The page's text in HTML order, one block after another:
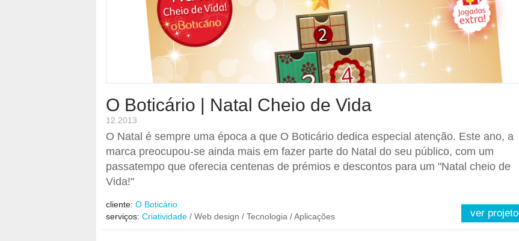
O Boticário | Natal Cheio de Vida
12.2013
O Natal é sempre uma época a que O Boticário dedica especial atenção. Este ano, a
marca preocupou-se ainda mais em fazer parte do Natal do seu público, com um
passatempo que oferecia centenas de prémios e descontos para um "Natal cheio de
Vida!"
cliente: O Boticário
serviços: Criatividade / Web design / Tecnologia / Aplicações ver projeto